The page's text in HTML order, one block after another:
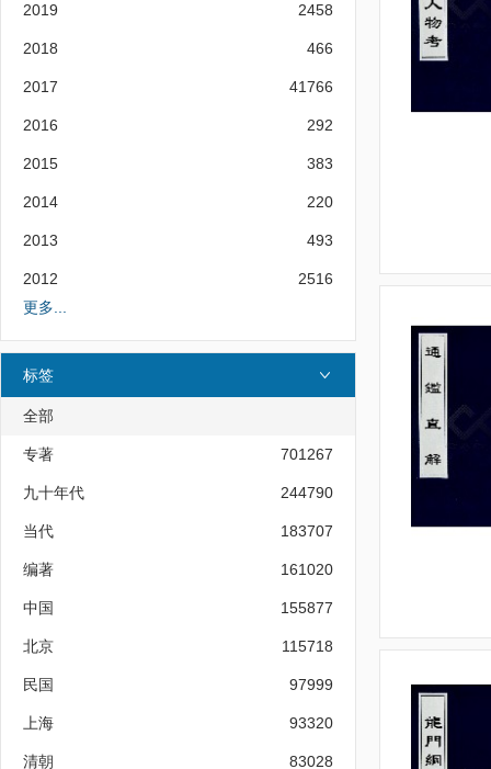
2019 2458
2018 466
2017 41766
2016 292
2015 383
2014 220
2013 493
2012
2516
更多...
标签
全部
专著 701267
九十年代 244790
当代 183707
编著 161020
中国 155877
北京 115718
民国 97999
上海 93320
清朝 83028